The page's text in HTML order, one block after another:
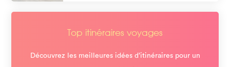
Top itinéraires voyages
Découvrez les meilleures idées d’itinéraires pour un